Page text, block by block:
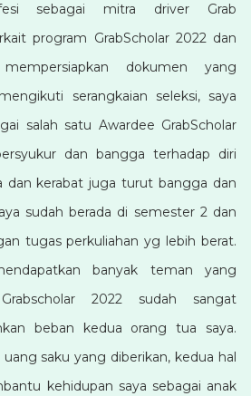
sebagai mitra driver Grab
program GrabScholar 2022 dan
dokumen yang
serangkaian seleksi, saya
salah satu Awardee GrabScholar
dan bangga terhadap diri
dan kerabat juga turut bangga dan
sudah berada di semester 2 dan
tugas perkuliahan yg lebih berat.
banyak teman yang
2022 sudah sangat
beban kedua orang tua saya.
saku yang diberikan, kedua hal
kehidupan saya sebagai anak